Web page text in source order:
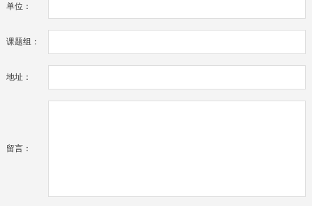
单位：
课题组：
地址：
留言：